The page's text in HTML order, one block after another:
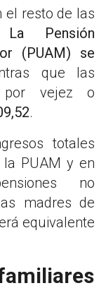
el resto de las
La Pensión
(PUAM) se
que las
vejez o
.
totales
la PUAM y en
no
madres de
equivalente